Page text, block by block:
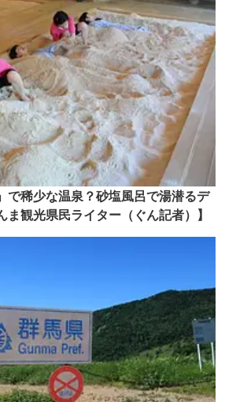
で稀少な温泉？砂塩風呂で湯潜るデ
ま観光県民ライター（ぐん記者）】